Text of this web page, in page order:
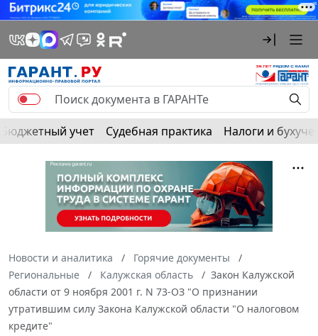
Бюджетный учет Судебная практика Налоги и
Новости и аналитика
Горячие документы
Региональные
Калужская область
Закон Калужской
области от 9 ноября 2001 г. N 73-ОЗ "О признании
утратившим силу Закона Калужской области "О налоговом
кредите"